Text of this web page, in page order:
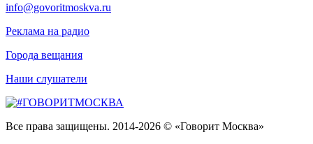
info@govoritmoskva.ru
Реклама на радио
Города вещания
Наши слушатели
Все права защищены. 2014-2026 © «Говорит Москва»